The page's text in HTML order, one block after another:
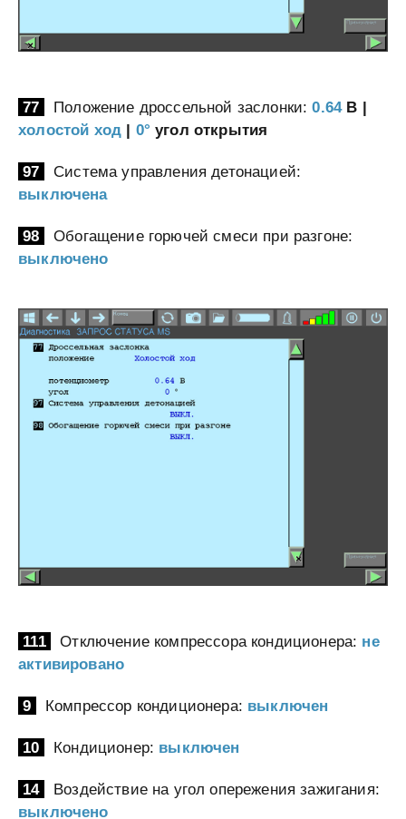
77 Положение дроссельной заслонки:0.64В |
холостой ход | 0° угол открытия
97
Система управления детонацией:
выключена
98
Обогащение горючей смеси при разгоне:
выключено
111 Отключение компрессора кондиционера: не
активировано
9 Компрессор кондиционера: выключен
10 Кондиционер: выключен
14
Воздействие на угол опережения зажигания:
выключено